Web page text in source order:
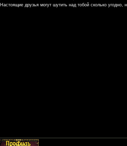
Настоящие друзья могут шутить над тобой сколько угодно,